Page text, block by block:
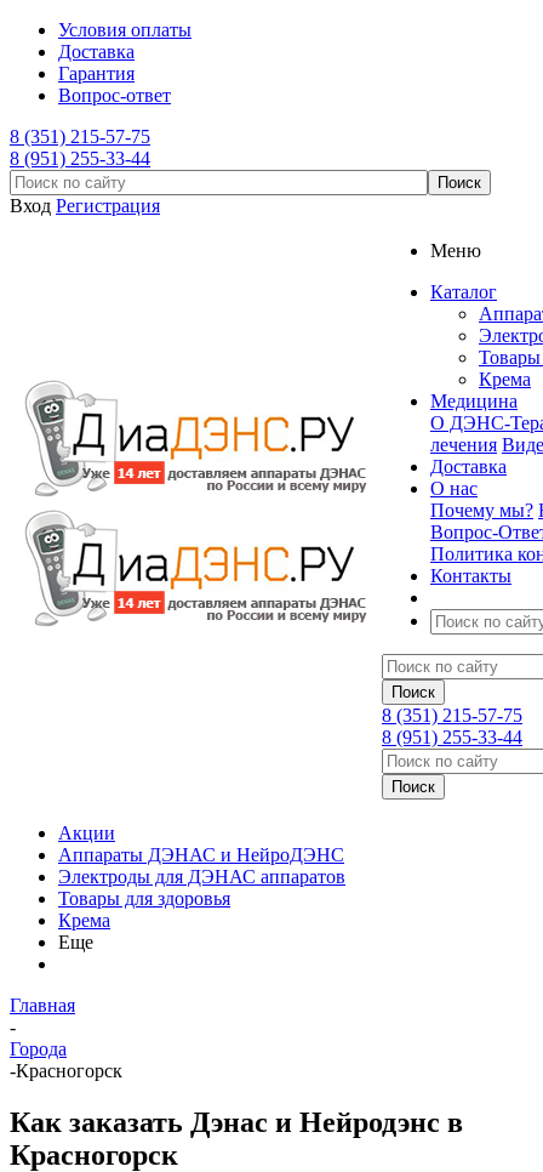
Условия оплаты
Доставка
Гарантия
Вопрос-ответ
8 (351) 215-57-75
8 (951) 255-33-44
Вход Регистрация
Меню
Каталог
Товары
Крема
Медицина
О ДЭНС-
лечения
Доставка
О нас
Почему мы?
Вопрос-
Политика
Контакты
8 (351) 215-57-75
8 (951) 255-33-44
Акции
Аппараты ДЭНАС и НейроДЭНС
Электроды для ДЭНАС аппаратов
Товары для здоровья
Крема
Еще
Главная
-
Города
-Красногорск
Как заказать Дэнас и Нейродэнс в
Красногорск